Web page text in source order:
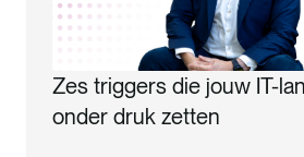
Zes triggers die jouw IT-
onder druk zetten